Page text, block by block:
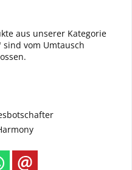
aus unserer Kategorie
sind vom Umtausch